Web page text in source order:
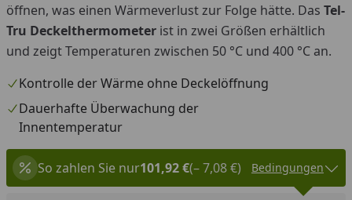
öffnen, was einen Wärmeverlust zur Folge hätte. Das Tel-
Tru Deckelthermometer ist in zwei Größen erhältlich
und zeigt Temperaturen zwischen 50 °C und 400 °C an.
Kontrolle der Wärme ohne Deckelöffnung
Dauerhafte Überwachung der
Innentemperatur
So zahlen Sie nur101,92 €(– 7,08 €) Bedingungen